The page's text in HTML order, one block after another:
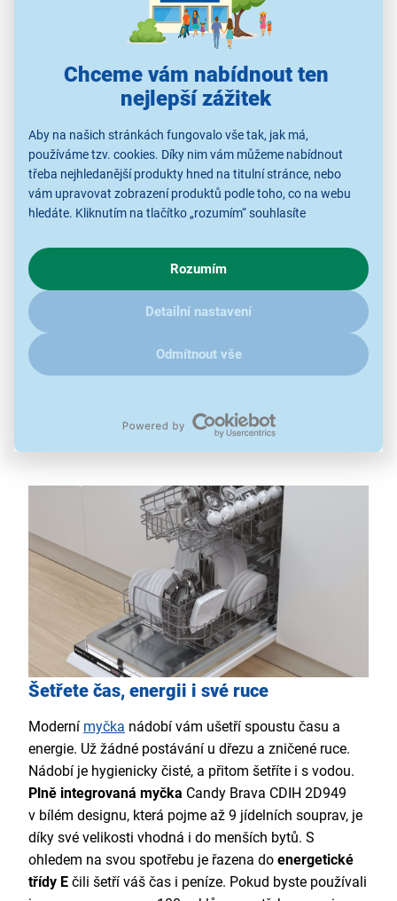
Chceme vám nabídnout ten
nejlepší zážitek
Aby na našich stránkách fungovalo vše tak, jak má,
používáme tzv. cookies. Díky nim vám můžeme nabídnout
třeba nejhledanější produkty hned na titulní stránce, nebo
vám upravovat zobrazení produktů podle toho, co na webu
hledáte. Kliknutím na tlačítko „rozumím“ souhlasíte
chování na webu pro zobrazení cílených reklam. Pokud vás
zajímají detaily, jak u nás s cookies a dalšími údaji pracujeme,
kliknětesem.
Rozumím
Detailní nastavení
Odmítnout vše
Vestavná myčka Candy Brava CDIH
na 9 jídelních souprav
energetická třída E
7 mycích programů
nastavitelný horní koš
odložený start
elektroventil Aquastop
Šetřete čas, energii i své ruce
Moderní myčka nádobí vám ušetří spoustu času a
energie. Už žádné postávání u dřezu a zničené ruce.
Nádobí je hygienicky čisté, a přitom šetříte i s vodou.
Plně integrovaná myčka Candy Brava CDIH 2D949
v bílém designu, která pojme až 9 jídelních souprav, je
díky své velikosti vhodná i do menších bytů. S
ohledem na svou spotřebu je řazena do energetické
třídy E čili šetří váš čas i peníze. Pokud byste používali